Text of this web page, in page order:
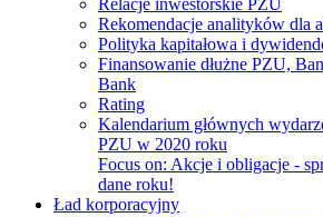
Relacje inwestorskie PZU
Rekomendacje analityków dla
Polityka kapitałowa i
Finansowanie dłużne PZU,
Bank
Rating
Kalendarium głównych
PZU w 2020 roku
Focus on: Akcje i obligacje -
dane roku!
Ład korporacyjny